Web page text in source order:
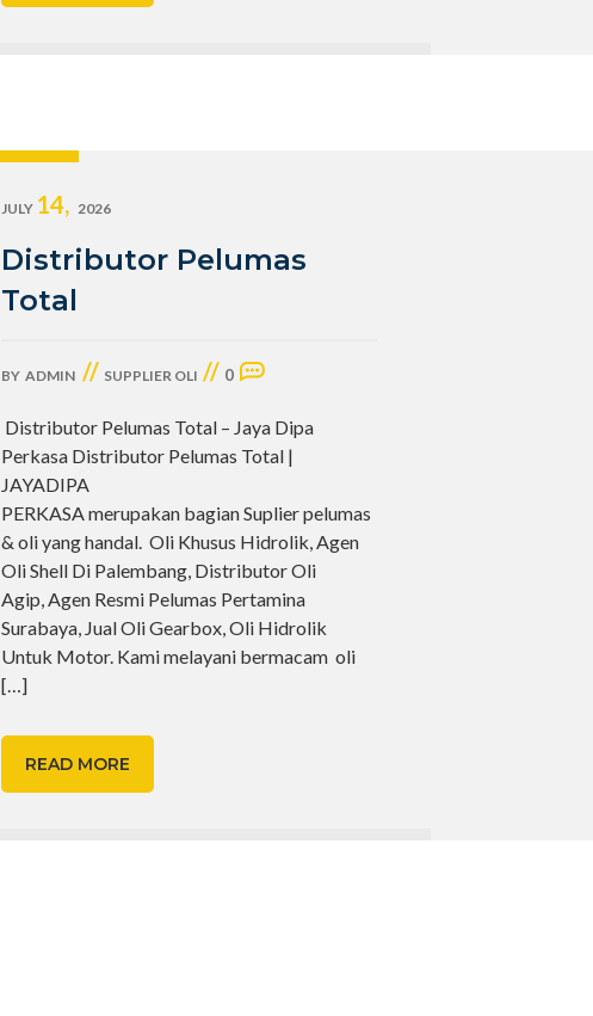
JULY 14, 2026
Distributor Pelumas
Total
BY ADMIN // SUPPLIER OLI // 0
Distributor Pelumas Total – Jaya Dipa
Perkasa Distributor Pelumas Total |
JAYADIPA
PERKASA merupakan bagian Suplier pelumas
& oli yang handal. Oli Khusus Hidrolik, Agen
Oli Shell Di Palembang, Distributor Oli
Agip, Agen Resmi Pelumas Pertamina
Surabaya, Jual Oli Gearbox, Oli Hidrolik
Untuk Motor. Kami melayani bermacam oli
[…]
READ MORE